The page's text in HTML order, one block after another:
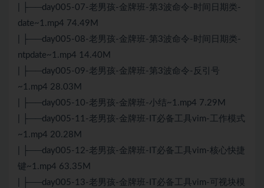
| ├──day005-07-老男孩-金牌班-第3波命令-时间日期类-
date~1.mp4 74.49M
| ├──day005-08-老男孩-金牌班-第3波命令-时间日期类-
ntpdate~1.mp4 14.40M
| ├──day005-09-老男孩-金牌班-第3波命令-反引号
~1.mp4 28.03M
| ├──day005-10-老男孩-金牌班-小结~1.mp4 7.29M
| ├──day005-11-老男孩-金牌班-IT必备工具vim-工作模式
~1.mp4 20.28M
| ├──day005-12-老男孩-金牌班-IT必备工具vim-核心快捷
键~1.mp4 63.35M
| ├──day005-13-老男孩-金牌班-IT必备工具vim-可视块模